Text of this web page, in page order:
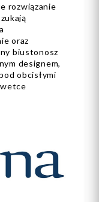
rozwiązanie
oraz
biustonosz
designem,
obcisłymi